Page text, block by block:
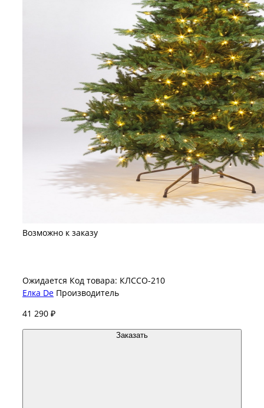
Возможно к заказу
Ожидается Код товара: КЛССО-210
Елка De Производитель
41 290 ₽
Заказать